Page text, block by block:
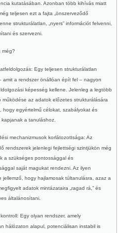
kutatásában. Azonban több kihívás miatt
teljesen ezt a fajta „önszerveződő
strukturálatlan, „nyers” információt felvenni,
és szervezni.
még?
: Egy teljesen strukturálatlan
amit a rendszer önállóan épít fel – nagyon
képesség kellene. Jelenleg a legtöbb
működése az adatok előzetes strukturálására
hogy egyértelmű célokat, szabályokat és
a tanuláshoz.
mechanizmusok korlátozottsága: Az
rendszerek jelenlegi fejlettségi szintjükön még
a szükséges pontossággal és
saját magukat rendezni. Az ilyen
jellemző, hogy hajlamosak túltanulásra, azaz a
adatok mintázataira „ragad rá,” és
általánosítani.
: Egy olyan rendszer, amely
hálózaton alapul, potenciálisan instabil is